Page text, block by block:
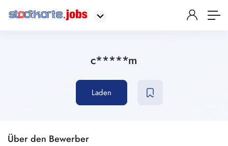
c*****m
Laden
Über den Bewerber